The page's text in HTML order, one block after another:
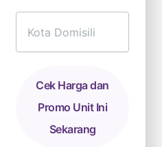
Cek Harga dan
Promo Unit Ini
Sekarang